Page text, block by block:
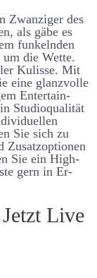
Zwanziger des
als gäbe es
funkelnden
um die Wette.
Kulisse. Mit
eine glanz­­­­volle
Enter­­­­tain­
Studio­­­qualität
Sie sich zu
Zu­­satz­­­­optionen
Sie ein High­­­
gern in Er­­­­
Live